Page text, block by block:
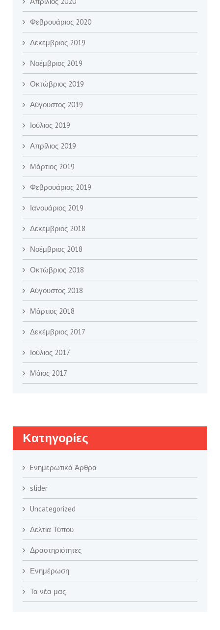
Φεβρουάριος 2020
Δεκέμβριος 2019
Νοέμβριος 2019
Οκτώβριος 2019
Αύγουστος 2019
Ιούλιος 2019
Απρίλιος 2019
Μάρτιος 2019
Φεβρουάριος 2019
Ιανουάριος 2019
Δεκέμβριος 2018
Νοέμβριος 2018
Οκτώβριος 2018
Αύγουστος 2018
Μάρτιος 2018
Δεκέμβριος 2017
Ιούλιος 2017
Μάιος 2017
Kατηγορίες
Eνημερωτικά Άρθρα
slider
Uncategorized
Δελτία Τύπου
Δραστηριότητες
Ενημέρωση
Τα νέα μας